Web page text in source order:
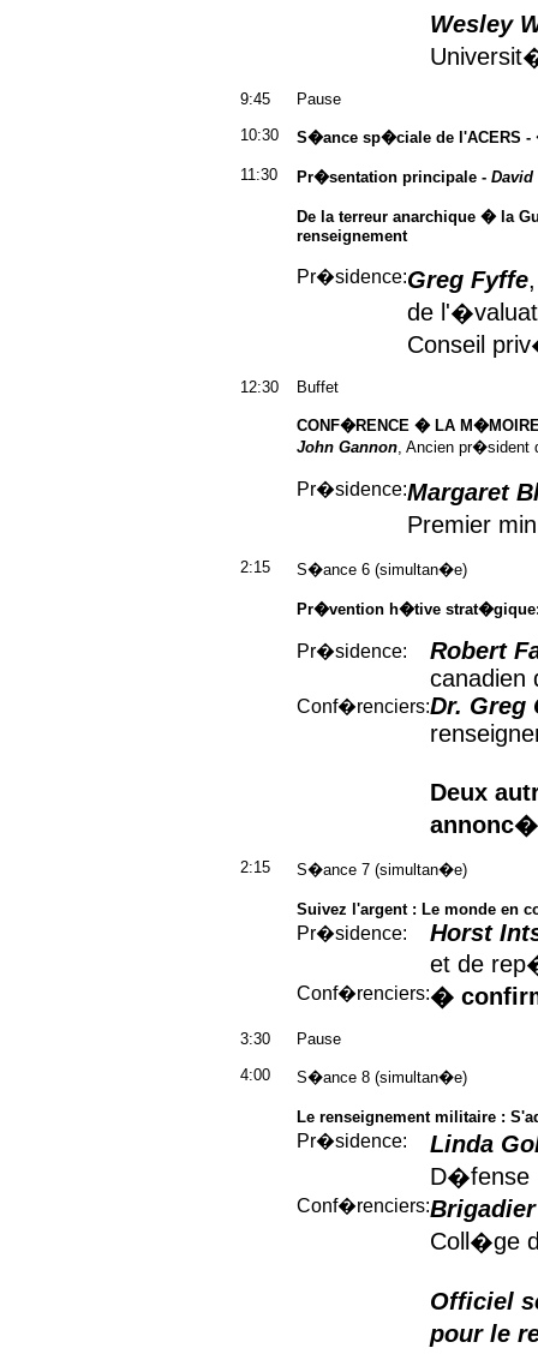
Wesley
9:45
Pause
10:30
S�ance sp�ciale de l'ACERS
11:30 Pr�sentation principale - David
De la terreur anarchique � la
renseignement
Pr�sidence:Greg Fyffe
de
Conseil
12:30 Buffet
CONF�RENCE � LA
John Gannon , Ancien
Pr�sidence:Margaret
Premier
2:15 S�ance 6 (simultan�e)
Pr�vention h�tive
Pr�sidence:
Robert
canadien
Conf�renciers:Dr. Greg
Deux
2:15 S�ance 7 (simultan�e)
Suivez l'argent : Le monde en
Pr�sidence:
Horst
et de
Conf�renciers:�
3:30
Pause
4:00
S�ance 8 (simultan�e)
Le renseignement militaire :
Pr�sidence:
Linda
D�fense
Conf�renciers:
Coll�ge
Officiel
pour le